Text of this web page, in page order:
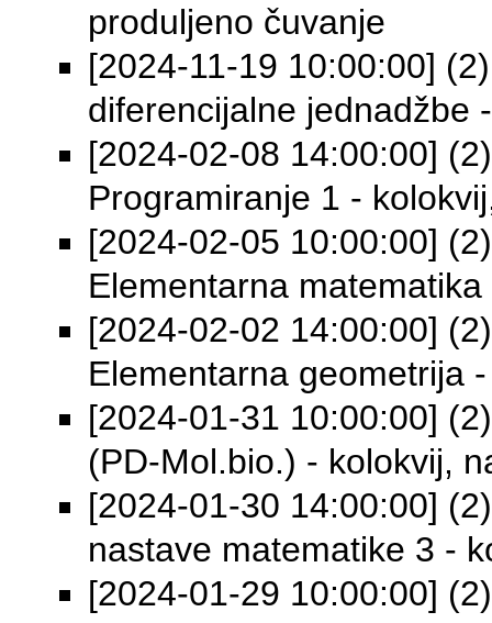
produljeno čuvanje
[2024-11-19 10:00:00]
diferencijalne jednadžbe
[2024-02-08 14:00:00]
Programiranje 1 -
[2024-02-05 10:00:00]
Elementarna
[2024-02-02 14:00:00]
Elementarna geometrija
[2024-01-31 10:00:00]
(PD-Mol.bio.) - kolokvij,
[2024-01-30 14:00:00]
nastave matematike 3 -
[2024-01-29 10:00:00]